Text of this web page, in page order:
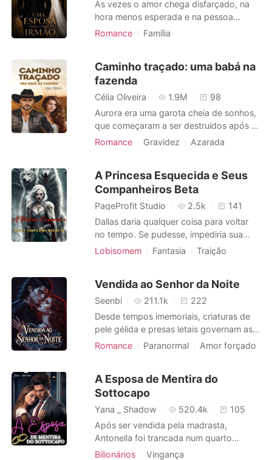
q
Às vezes o amor chega disfarçado, na
hora menos esperada e na pessoa
menos provável. Daniel, aos 40 anos,
família. Desde a morte da esposa, se
fechou numa couraça fria, convencido
de que nunca mais voltaria a amar.
Romance
Família
Arrogante / Dominante
Urbano
Diferença de Idade
Caminho traçado: uma babá na
fazenda
Célia Oliveira 1.9M
98
Aurora era uma garota cheia de sonhos,
que começaram a ser destruídos após a
morte de seu pai. Tudo que queria era
um homem e se casa novamente, se
transformando praticamente em outra
mulher. Aurora que era filha amada, ficou
Romance Gravidez
Azarada
Local de trabalho
A Princesa Esquecida e Seus
Companheiros Beta
PageProfit Studio 2.5k
141
Dallas daria qualquer coisa para voltar
no tempo. Se pudesse, impediria sua
versão de seis anos de entrar naquela
pouco a pouco, tomaria tudo dela. Sua
boneca favorita. O último presente de
sua mãe. O vestido do Baile Escarlate, c
Lobisomem Fantasia
Traição
Vendida ao Senhor da Noite
Seenbi 211.1k
222
Desde tempos imemoriais, criaturas de
pele gélida e presas letais governam as
terras de Velmora. Sua fome é insaciável,
almas são vendidas como alimento -
marcadas, privadas de seus nomes e
entregues aos seus donos. Elara Voss fo
Romance Paranormal
Amor forçado
Arrogante / Dominante
Amor proibido
Protagonista feminina
Medieval
Obsessão
A Esposa de Mentira do
Sottocapo
Yana _ Shadow 520.4k
105
Após ser vendida pela madrasta,
Antonella foi trancada num quarto
escuro com um brutamontes que
Bilionários
Vingança